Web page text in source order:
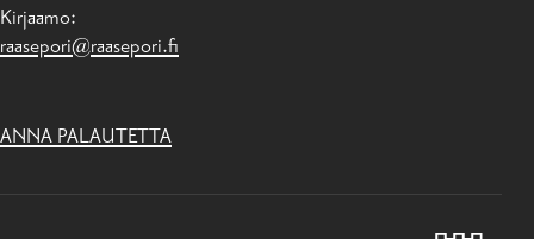
Kirjaamo:
raasepori@raasepori.fi
ANNA PALAUTETTA